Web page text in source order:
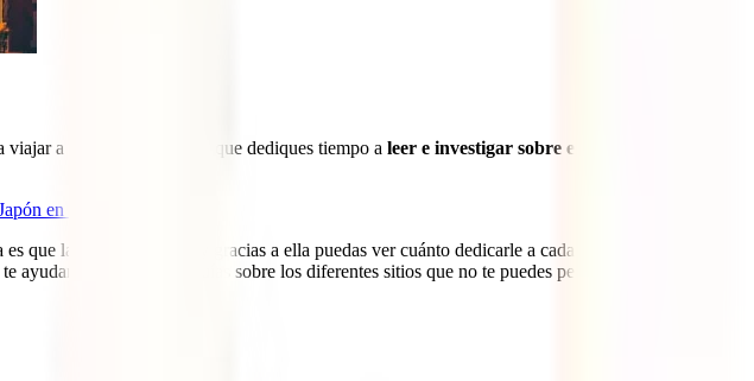
a Japón fundamental que dediques tiempo a leer e investigar sobre el país
en 15 días
que la uses como base y gracias a ella puedas ver cuánto dedicarle a cada destino y cómo
mucho estas guías sobre los diferentes sitios que no te puedes perder: